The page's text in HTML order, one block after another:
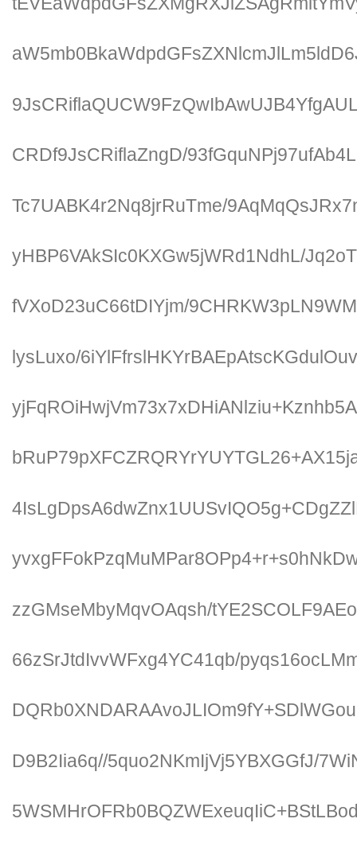
CRDf9JsCRiflaZngD/
Tc7UABK4r2Nq8jrRuTme/
yHBP6VAkSIc0KXGw5jWRd1NdhL/
fVXoD23uC66tDIYjm/
lysLuxo/
zzGMseMbyMqvOAqsh/
66zSrJtdIvvWFxg4YC41qb/
D9B2Iia6q//5quo2NKmIjVj5YBXGGfJ/